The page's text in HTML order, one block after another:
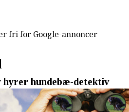
fri for Google-annoncer
hyrer hundebæ-detektiv